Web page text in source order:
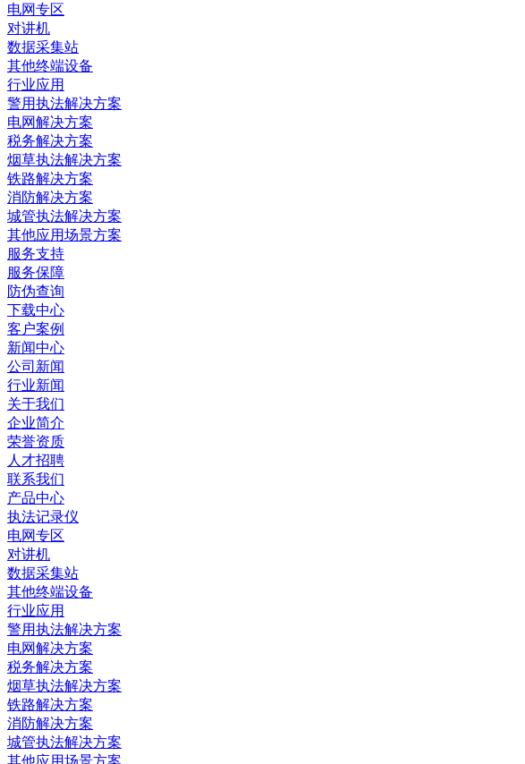
电网专区
对讲机
数据采集站
其他终端设备
行业应用
警用执法解决方案
电网解决方案
税务解决方案
烟草执法解决方案
铁路解决方案
消防解决方案
城管执法解决方案
其他应用场景方案
服务支持
服务保障
防伪查询
下载中心
客户案例
新闻中心
公司新闻
行业新闻
关于我们
企业简介
荣誉资质
人才招聘
联系我们
产品中心
执法记录仪
电网专区
对讲机
数据采集站
其他终端设备
行业应用
警用执法解决方案
电网解决方案
税务解决方案
烟草执法解决方案
铁路解决方案
消防解决方案
城管执法解决方案
其他应用场景方案